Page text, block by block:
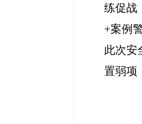
练促战
+案例
此次安
置弱项